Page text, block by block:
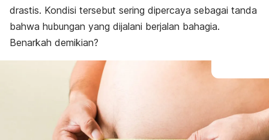
drastis. Kondisi tersebut sering dipercaya sebagai tanda
bahwa hubungan yang dijalani berjalan bahagia.
Benarkah demikian?